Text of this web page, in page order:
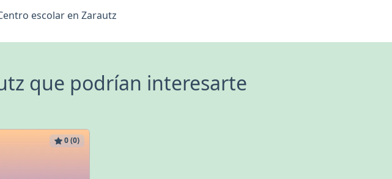
escolar en Zarautz
que podrían interesarte
0 (0)